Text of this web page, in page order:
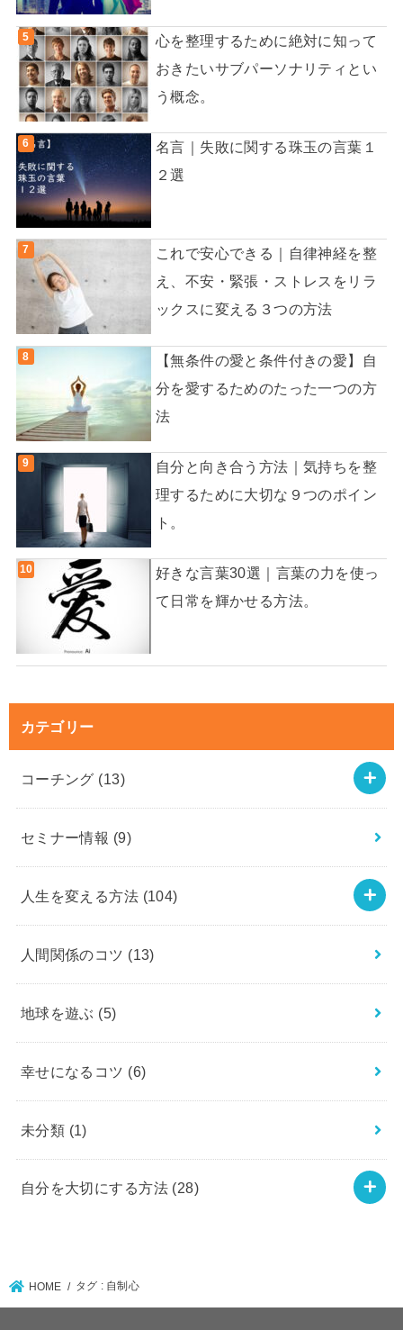
心を整理するために絶対に知って
おきたいサブパーソナリティとい
う概念。
名言｜失敗に関する珠玉の言葉１
２選
これで安心できる｜自律神経を整
え、不安・緊張・ストレスをリラ
ックスに変える３つの方法
【無条件の愛と条件付きの愛】自
分を愛するためのたった一つの方
法
自分と向き合う方法｜気持ちを整
理するために大切な９つのポイン
ト。
好きな言葉30選｜言葉の力を使っ
て日常を輝かせる方法。
カテゴリー
コーチング (13)
セミナー情報 (9)
人生を変える方法 (104)
人間関係のコツ (13)
地球を遊ぶ (5)
幸せになるコツ (6)
未分類 (1)
自分を大切にする方法 (28)
HOME タグ : 自制心